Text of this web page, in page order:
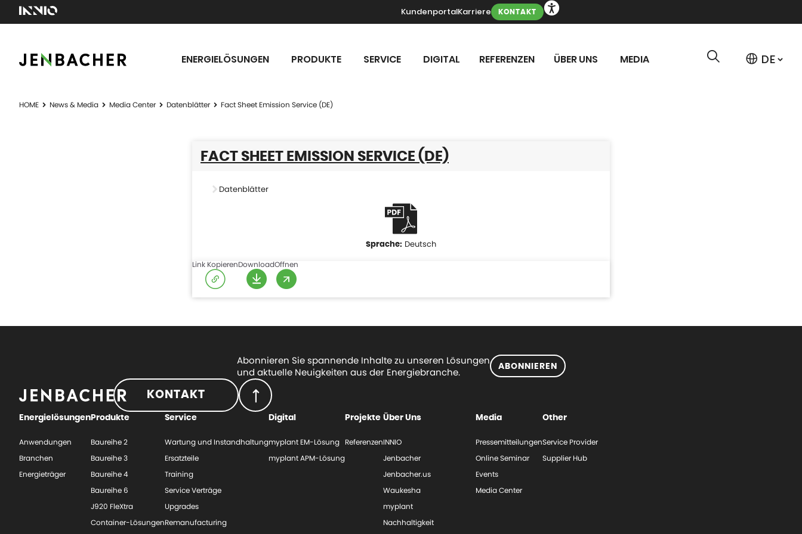
KundenportalKarriere KONTAKT
ENERGIELÖSUNGEN PRODUKTE SERVICE DIGITAL REFERENZEN ÜBER UNS MEDIA
HOME News & Media Media Center Datenblätter Fact Sheet Emission Service (DE)
FACT SHEET EMISSION SERVICE (DE)
Datenblätter
Deutsch
Link KopierenDownloadOffnen
Abonnieren Sie spannende Inhalte zu unseren Lösungen
und aktuelle Neuigkeiten aus der Energiebranche.
ABONNIEREN
KONTAKT
Energielösungen
Anwendungen
Branchen
Energieträger
Produkte
Baureihe 2
Baureihe 3
Baureihe 4
Baureihe 6
J920 FleXtra
Container-Lösungen
Service
Wartung und Instandhaltung
Ersatzteile
Training
Service Verträge
Upgrades
Remanufacturing
Digital
myplant EM-Lösung
myplant APM-Lösung
Projekte
Referenzen
Über Uns
INNIO
Jenbacher
Jenbacher.us
Waukesha
myplant
Nachhaltigkeit
Media
Pressemitteilungen
Online Seminar
Events
Media Center
Other
Service Provider
Supplier Hub